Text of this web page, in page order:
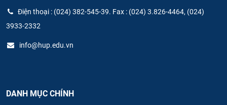
Điện thoại : (024) 382-545-39. Fax : (024) 3.826-4464, (024)
3933-2332
info@hup.edu.vn
DANH MỤC CHÍNH